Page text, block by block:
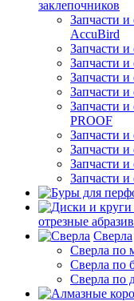
заклепочников
Запчасти и
AccuBird
Запчасти и
Запчасти и
Запчасти
Запчасти
Запчасти
PROOF
Запчасти и
Запчасти
Запчасти
Запчасти и
отрезные
Сверла
Сверла по
Сверла по
Сверла по